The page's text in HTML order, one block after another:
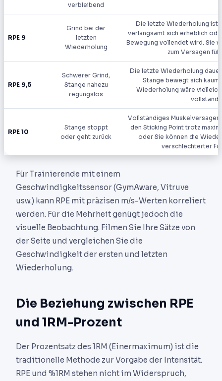
verbleibend
RPE 9
Grind bei der
letzten
Wiederholung
Die letzte Wiederholung ist
verlangsamt sich erheblich
Bewegung vollendet wird. Sie
zum Versagen
RPE 9,5
Schwerer Grind,
Stange nahezu
regungslos
Die letzte Wiederholung
Stange bewegt sich
Wiederholung wäre
RPE 10
Stange stoppt
oder geht zurück
Vollständiges
den Sticking Point trotz
oder Sie können die
verschlechterter
Für Trainierende mit einem
Geschwindigkeitssensor (GymAware, Vitruve
usw.) kann RPE mit präzisen m/s-Werten korreliert
werden. Für die Mehrheit genügt jedoch die
visuelle Beobachtung. Filmen Sie Ihre Sätze von
der Seite und vergleichen Sie die
Geschwindigkeit der ersten und letzten
Wiederholung.
Die Beziehung zwischen RPE
und 1RM-Prozent
Der Prozentsatz des 1RM (Einermaximum) ist die
traditionelle Methode zur Vorgabe der Intensität.
RPE und %1RM stehen nicht im Widerspruch,